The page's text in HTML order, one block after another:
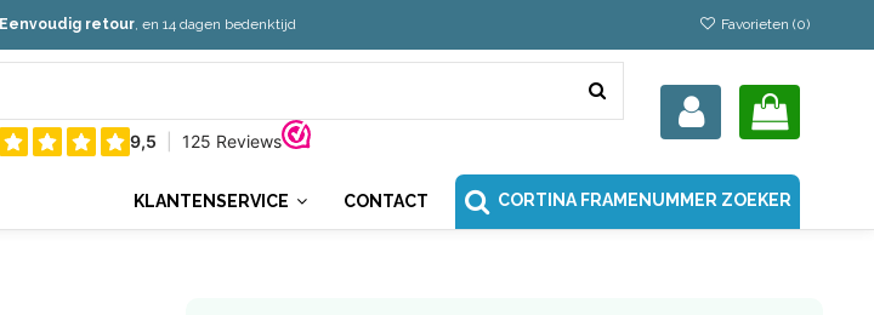
Eenvoudig retour, en 14 dagen bedenktijd Favorieten (0)
CORTINA FRAMENUMMER ZOEKER
CONTACT
KLANTENSERVICE